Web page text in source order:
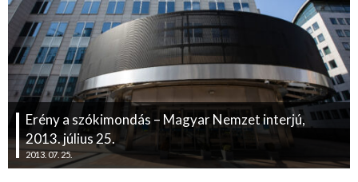
Erény a szókimondás – Magyar Nemzet interjú,
2013. július 25.
2013. 07. 25.